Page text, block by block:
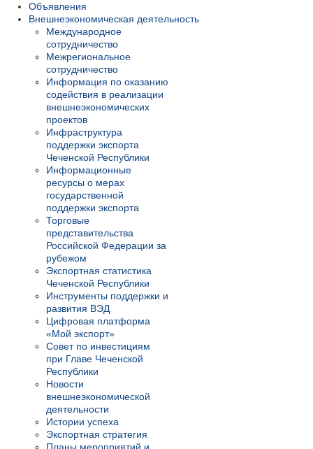
Объявления
Внешнеэкономическая деятельность
Международное
сотрудничество
Межрегиональное
сотрудничество
Информация по оказанию
содействия в реализации
внешнеэкономических
проектов
Инфраструктура
поддержки экспорта
Чеченской Республики
Информационные
ресурсы о мерах
государственной
поддержки экспорта
Торговые
представительства
Российской Федерации за
рубежом
Экспортная статистика
Чеченской Республики
Инструменты поддержки и
развития ВЭД
Цифровая платформа
«Мой экспорт»
Совет по инвестициям
при Главе Чеченской
Республики
Новости
внешнеэкономической
деятельности
Истории успеха
Экспортная стратегия